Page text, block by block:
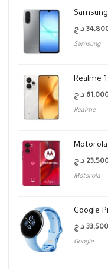
د.ج
Samsung
Realme
د.ج
Realme
د.ج
Motorola
Google
33,500 د.ج
Google